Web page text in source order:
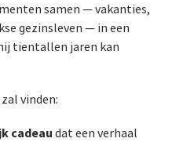
samen — vakanties,
gezinsleven — in een
tientallen jaren kan
vinden:
cadeau dat een verhaal